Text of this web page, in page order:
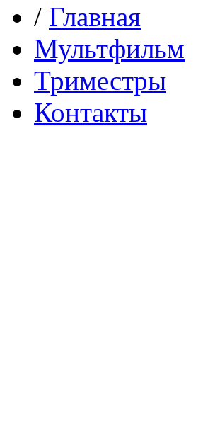
/ Главная
Мультфильм
Триместры
Контакты